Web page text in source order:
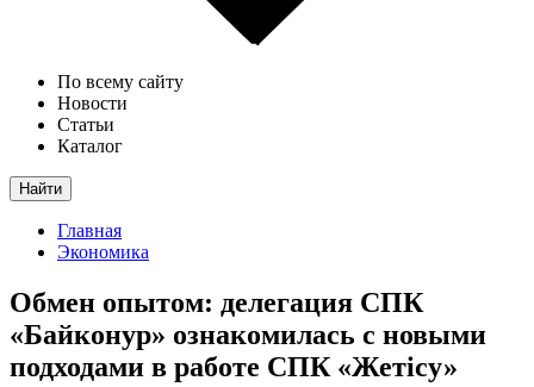
По всему сайту
Новости
Статьи
Каталог
Найти
Главная
Экономика
Обмен опытом: делегация СПК
«Байконур» ознакомилась с новыми
подходами в работе СПК «Жетісу»